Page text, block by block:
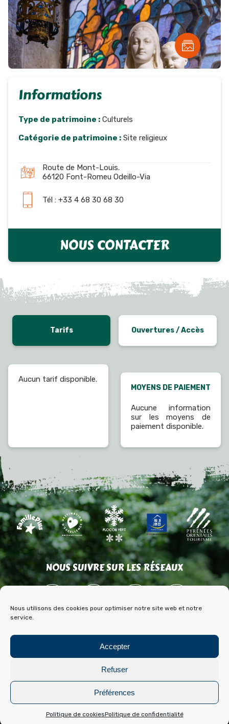
Nous utilisons des cookies pour optimiser notre site web et notre
service.
Accepter
Refuser
Préférences
Politique de cookiesPolitique de confidentialité
Informations
Type de patrimoine : Culturels
Catégorie de patrimoine : Site religieux
Route de Mont-Louis.
66120 Font-Romeu Odeillo-Via
Tél : +33 4 68 30 68 30
NOUS CONTACTER
Tarifs Ouvertures / Accès
Aucun tarif disponible.
MOYENS DE PAIEMENT
Aucune information
sur les moyens de
paiement disponible.
NOUS SUIVRE SUR LES RÉSEAUX
CONTACT
PARTENAIRES
PRESSE & MÉDIAS
BLOG HISTOIRE ET ARCHIVES DE FONT ROMEU
Mentions légales
Politique de cookies
Réalisation :Laetimprove